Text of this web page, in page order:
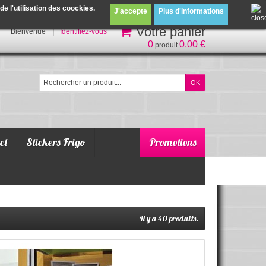
Bienvenue Identifiez-vous Votre panier
0 produit0.00 €
Promotions
Stickers Frigo
l'utilisation des coockies. J'accepte Plus d'informations
Il y a 40 produits.